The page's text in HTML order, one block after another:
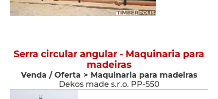
Serra circular angular - Maquinaria para
madeiras
Venda / Oferta > Maquinaria para madeiras
Dekos made s.r.o. PP-550